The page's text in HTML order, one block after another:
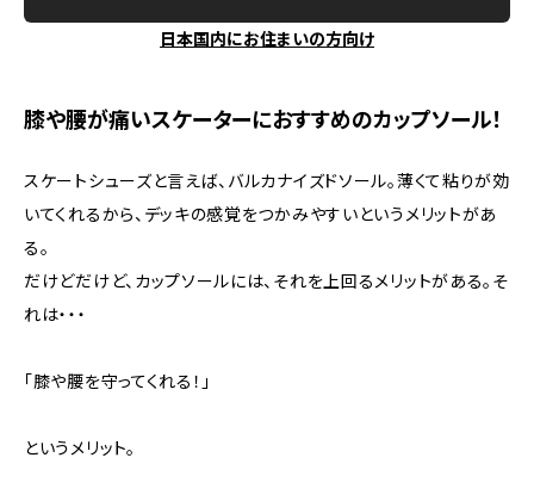
日本国内にお住まいの方向け
膝や腰が痛いスケーターにおすすめのカップソール！
スケートシューズと言えば、バルカナイズドソール。薄くて粘りが効
いてくれるから、デッキの感覚をつかみやすいというメリットがあ
る。
だけどだけど、カップソールには、それを上回るメリットがある。そ
れは・・・
「膝や腰を守ってくれる！」
というメリット。